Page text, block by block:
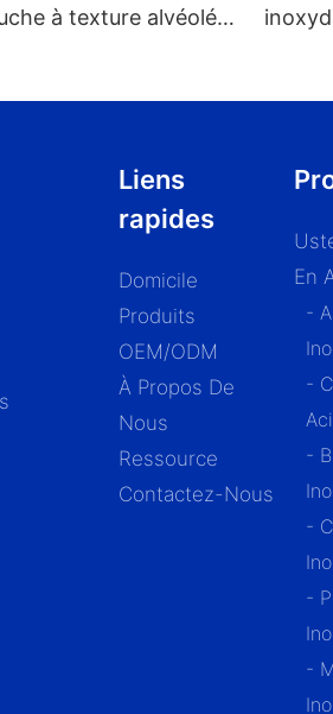
à texture alvéolée,
Liens
rapides
Domicile
Produits
OEM/ODM
À Propos De
Nous
Ressource
Contactez-Nous
En
-
-
-
-
-
-